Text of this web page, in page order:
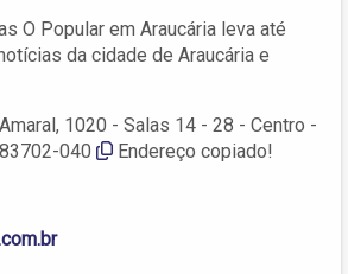
O Popular em Araucária leva até
da cidade de Araucária e
1020 - Salas 14 - 28 - Centro -
040
Endereço copiado!